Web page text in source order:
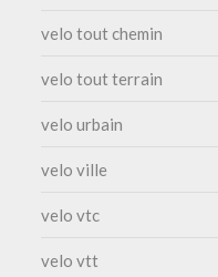
velo tout chemin
velo tout terrain
velo urbain
velo ville
velo vtc
velo vtt